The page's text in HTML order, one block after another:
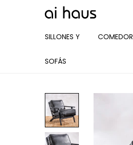
SILLONES Y
SOFÁS
COMEDOR